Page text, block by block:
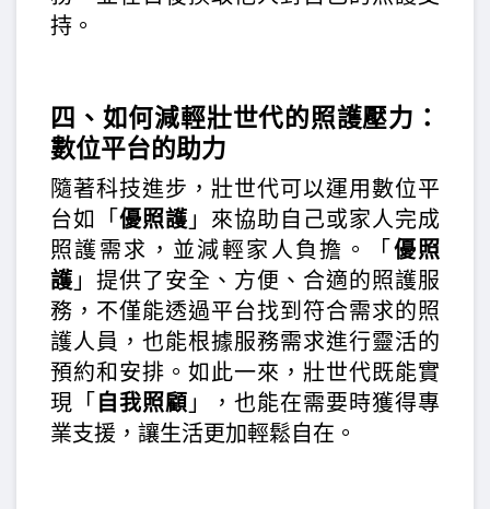
持。
四、如何減輕壯世代的照護壓力：
數位平台的助力
隨著科技進步，壯世代可以運用數位平
台如「 優照護 」來協助自己或家人完成
照護需求，並減輕家人負擔。「 優照
護 」提供了安全、方便、合適的照護服
務，不僅能透過平台找到符合需求的照
護人員，也能根據服務需求進行靈活的
預約和安排。如此一來，壯世代既能實
現「 自我照顧 」，也能在需要時獲得專
業支援，讓生活更加輕鬆自在。